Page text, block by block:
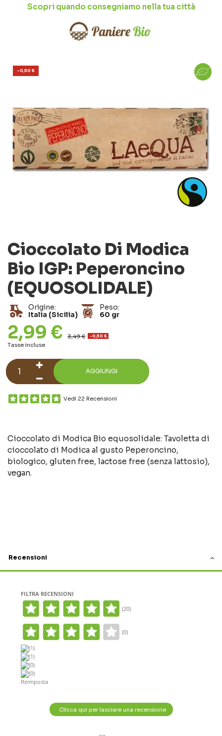
Scopri quando consegniamo nella tua città
-0,50 €
Cioccolato Di Modica
Bio IGP: Peperoncino
(EQUOSOLIDALE)
Origine:
Italia (Sicilia)
Peso:
60 gr
2,99 € 3,49 € -0,50 €
Tasse incluse
AGGIUNGI
Vedi 22 Recensioni
Cioccolato di Modica Bio equosolidale: Tavoletta di
cioccolato di Modica al gusto Peperoncino,
biologico, gluten free, lactose free (senza lattosio),
vegan.
Recensioni
FILTRA RECENSIONI
(20)
(0)
(1)
(1)
(0)
(0)
Reimposta
Clicca qui per lasciare una recensione